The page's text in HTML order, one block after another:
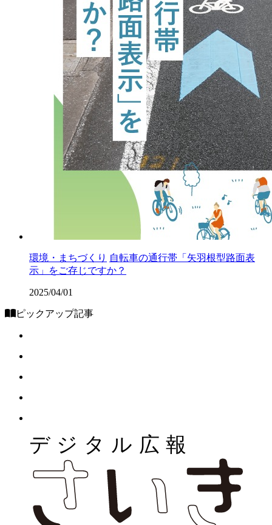
環境・まちづくり 自転車の通行帯「矢羽根型路面表
示」をご存じですか？
2025/04/01
ピックアップ記事